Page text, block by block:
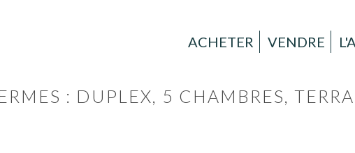
ACHETER VENDRE
: DUPLEX, 5 CHAMBRES,